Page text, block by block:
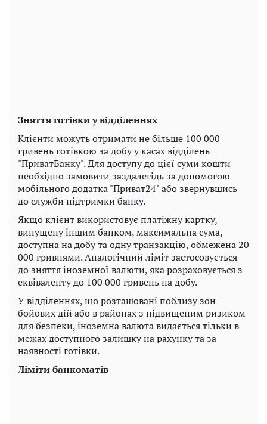
Зняття готівки у відділеннях
Клієнти можуть отримати не більше 100 000
гривень готівкою за добу у касах відділень
"ПриватБанку". Для доступу до цієї суми кошти
необхідно замовити заздалегідь за допомогою
мобільного додатка "Приват24" або звернувшись
до служби підтримки банку.
Якщо клієнт використовує платіжну картку,
випущену іншим банком, максимальна сума,
доступна на добу та одну транзакцію, обмежена 20
000 гривнями. Аналогічний ліміт застосовується
до зняття іноземної валюти, яка розраховується з
еквіваленту до 100 000 гривень на добу.
У відділеннях, що розташовані поблизу зон
бойових дій або в районах з підвищеним ризиком
для безпеки, іноземна валюта видається тільки в
межах доступного залишку на рахунку та за
наявності готівки.
Ліміти банкоматів